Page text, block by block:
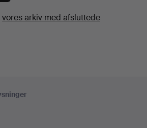
vores arkiv med afsluttede